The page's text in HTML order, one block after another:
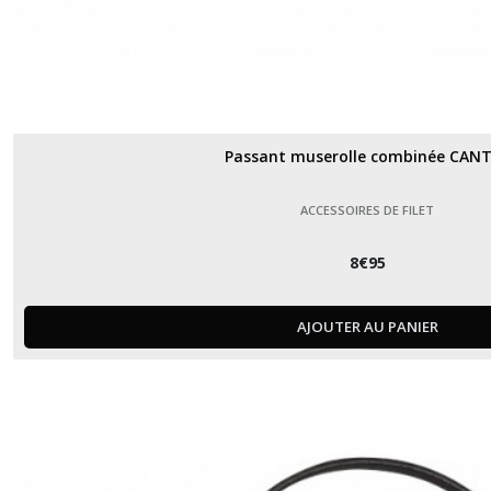
Passant muserolle combinée
ACCESSOIRES DE FILET
8€95
AJOUTER AU PANIER